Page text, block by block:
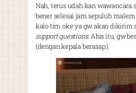
Nah, terus udah kan wawancara
bener selesai jam sepuluh
kalo tim oke ya gw akan dikirim
support questions. Abis itu, gw
(dengan kepala berasap.)